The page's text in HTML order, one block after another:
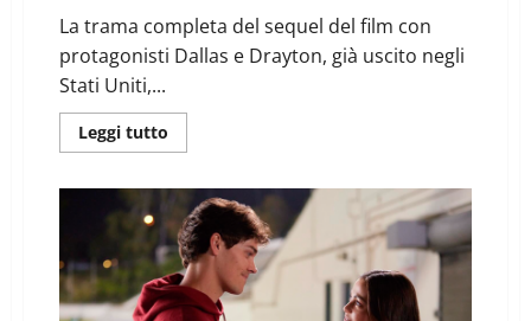
La trama completa del sequel del film con
protagonisti Dallas e Drayton, già uscito negli
Stati Uniti,...
Leggi tutto